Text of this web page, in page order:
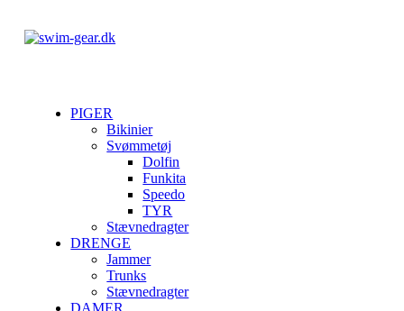
PIGER
Bikinier
Svømmetøj
Dolfin
Funkita
Speedo
TYR
Stævnedragter
DRENGE
Jammer
Trunks
Stævnedragter
DAMER